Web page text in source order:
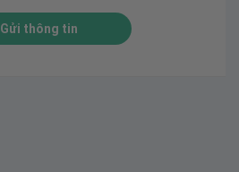
Gửi thông tin